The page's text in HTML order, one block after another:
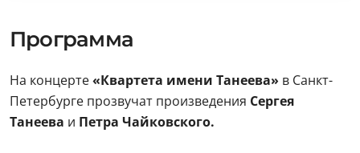
Программа
На концерте«Квартета имени Танеева» в Санкт-
Петербурге прозвучат произведения Сергея
Танеева и Петра Чайковского.